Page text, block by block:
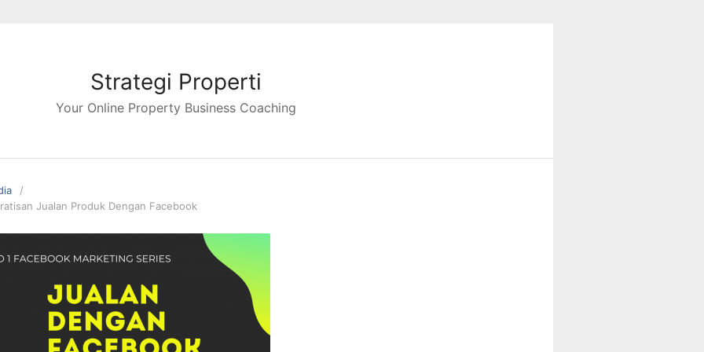
Strategi Properti
Your Online Property Business Coaching
Jualan Produk Dengan Facebook